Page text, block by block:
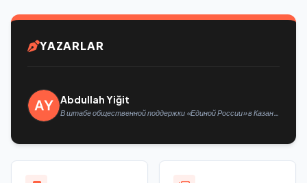
YAZARLAR
Abdullah Yiğit
В штабе общественной поддержки «Единой России» в Казани